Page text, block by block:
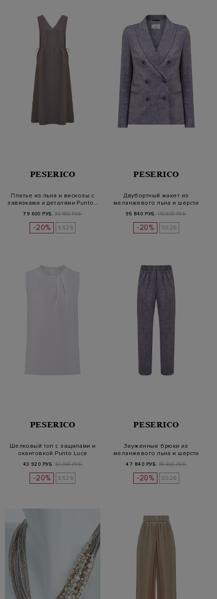
PESERICO
Платье из льна и вискозы с
завязками и деталями Punto…
79 600 РУБ. 99 500 РУБ.
-20% SS26
PESERICO
Двубортный жакет из
меланжевого льна и шерсти
95 840 РУБ. 119 800 РУБ.
-20% SS26
PESERICO
Шелковый топ с защипами и
окантовкой Punto Luce
43 920 РУБ. 54 900 РУБ.
-20% SS26
PESERICO
Зауженные брюки из
меланжевого льна и шерсти
47 840 РУБ. 59 800 РУБ.
-20% SS26